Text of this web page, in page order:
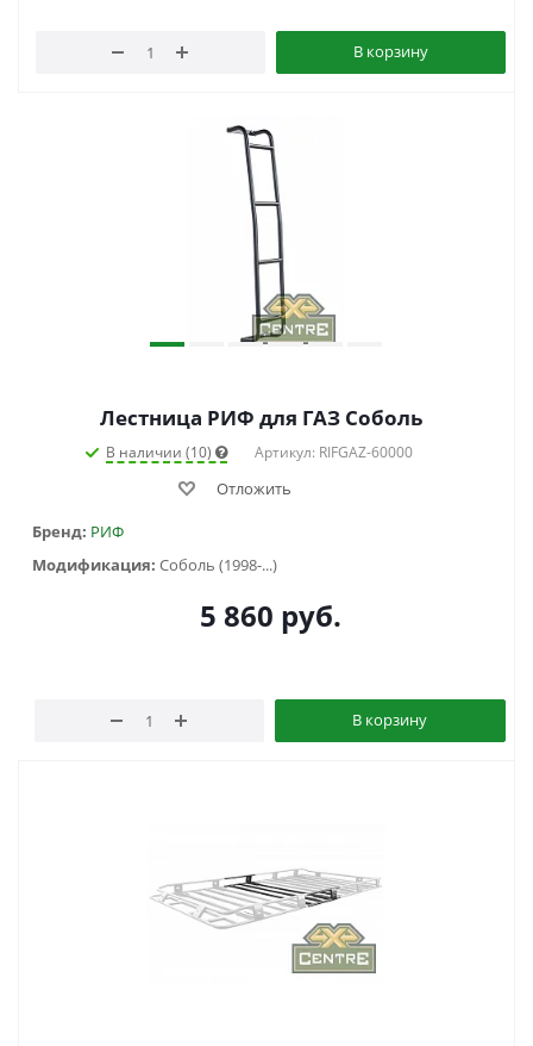
В корзину
Лестница РИФ для ГАЗ Соболь
В наличии (10) Артикул: RIFGAZ-60000
Отложить
Бренд: РИФ
Модификация: Соболь (1998-...)
5 860 руб.
В корзину